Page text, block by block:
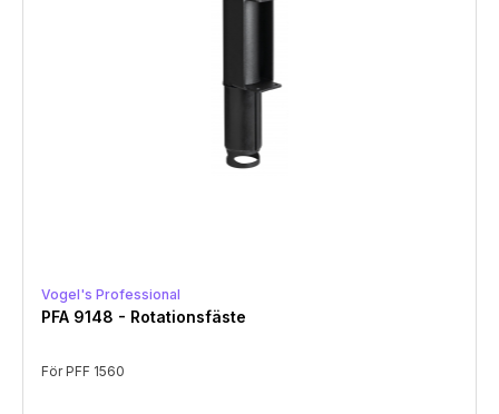
Vogel's Professional
PFA 9148 - Rotationsfäste
För PFF 1560